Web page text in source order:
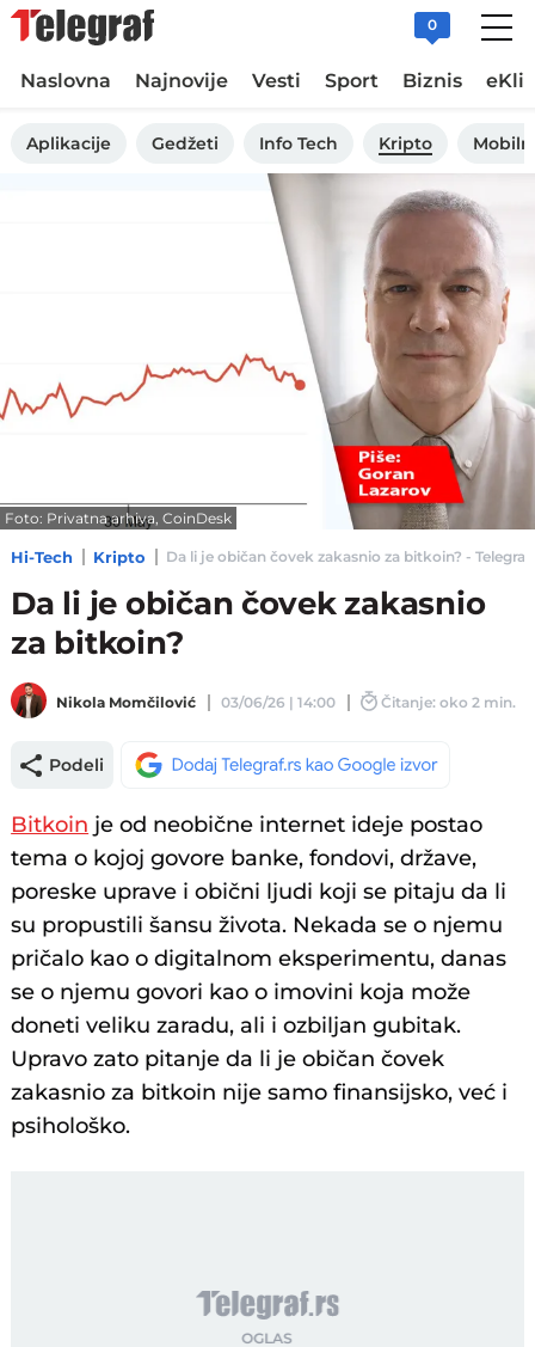
0
Naslovna Najnovije Vesti Sport Biznis
Aplikacije Gedžeti Info Tech Kripto
Foto: Privatna arhiva, CoinDesk
Hi-Tech Kripto Da li je običan čovek zakasnio za bitkoin? -
Da li je običan čovek zakasnio
za bitkoin?
Nikola Momčilović 03/06/26 | 14:00 Čitanje: oko 2 min.
Podeli
Bitkoin je od neobične internet ideje postao
tema o kojoj govore banke, fondovi, države,
poreske uprave i obični ljudi koji se pitaju da li
su propustili šansu života. Nekada se o njemu
pričalo kao o digitalnom eksperimentu, danas
se o njemu govori kao o imovini koja može
doneti veliku zaradu, ali i ozbiljan gubitak.
Upravo zato pitanje da li je običan čovek
zakasnio za bitkoin nije samo finansijsko, već i
psihološko.